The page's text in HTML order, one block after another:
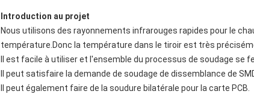
Introduction au projet
Nous utilisons des rayonnements infrarouges rapides pour le
température.Donc la température dans le tiroir est très
Il est facile à utiliser et l'ensemble du processus de soudage se
Il peut satisfaire la demande de soudage de dissemblance de
Il peut également faire de la soudure bilatérale pour la carte PCB.